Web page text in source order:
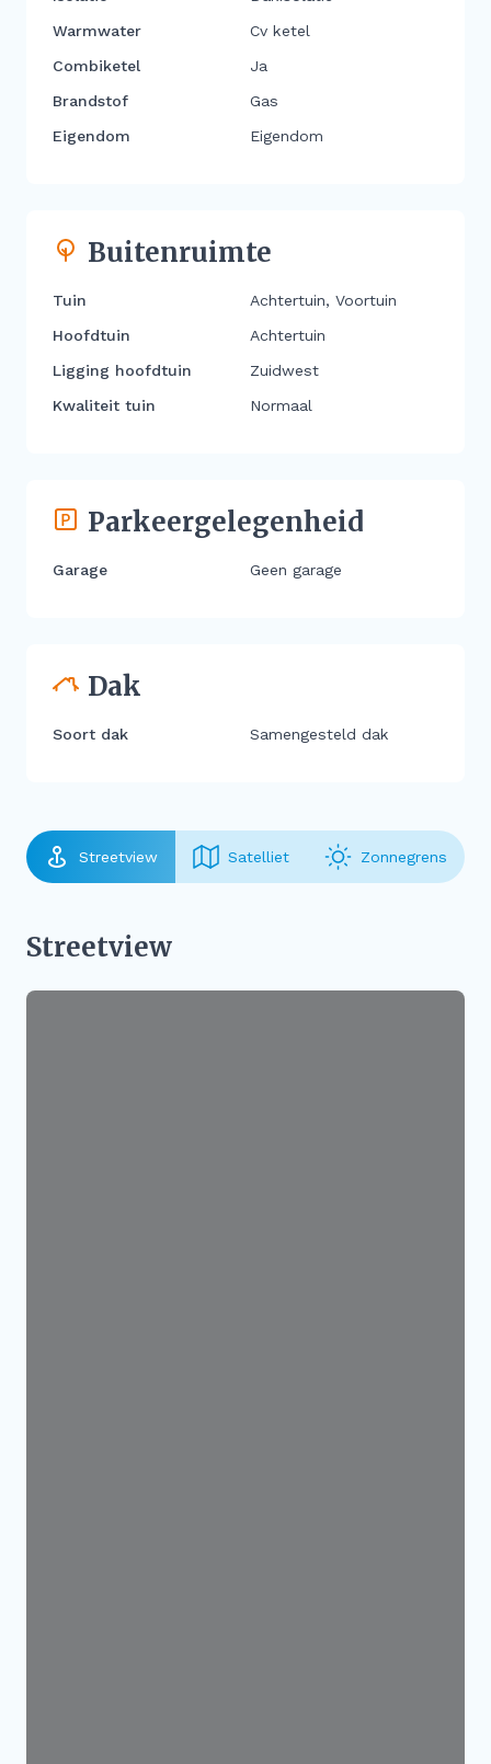
Warmwater
Cv ketel
Combiketel
Ja
Brandstof
Gas
Eigendom
Eigendom
Buitenruimte
Tuin
Achtertuin, Voortuin
Hoofdtuin
Achtertuin
Ligging hoofdtuin
Zuidwest
Kwaliteit tuin
Normaal
Parkeergelegenheid
Garage Geen garage
Dak
Soort dak Samengesteld dak
Streetview Satelliet Zonnegrens
Streetview